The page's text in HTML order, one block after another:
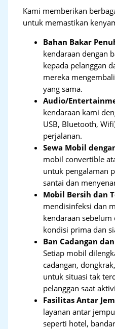
Kami memberikan
untuk memastikan
Bahan Bakar
kendaraan dengan
kepada pelanggan
mereka
yang sama.
Audio/
kendaraan kami
USB, Bluetooth,
perjalanan.
Sewa Mobil
mobil convertible
untuk pengalaman
santai dan
Mobil Bersih dan
mendisinfeksi dan
kendaraan
kondisi prima dan
Ban Cadangan
Setiap mobil
cadangan,
untuk situasi tak
pelanggan saat
Fasilitas Antar
layanan antar
seperti hotel,